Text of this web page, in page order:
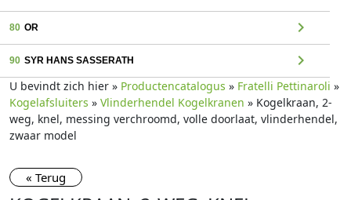
80 OR chevron_right
90 SYR HANS SASSERATH chevron_right
U bevindt zich hier » Productencatalogus » Fratelli Pettinaroli »
Kogelafsluiters » Vlinderhendel Kogelkranen » Kogelkraan, 2-
weg, knel, messing verchroomd, volle doorlaat, vlinderhendel,
zwaar model
« Terug